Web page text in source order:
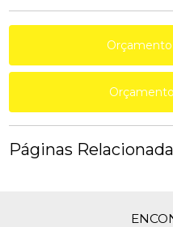
Páginas